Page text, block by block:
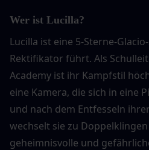
Wer ist Lucilla?
Lucilla ist eine 5-Sterne-
Rektifikator führt. Als
Academy ist ihr Kampfstil
eine Kamera, die sich in eine
und nach dem Entfesseln
wechselt sie zu
geheimnisvolle und